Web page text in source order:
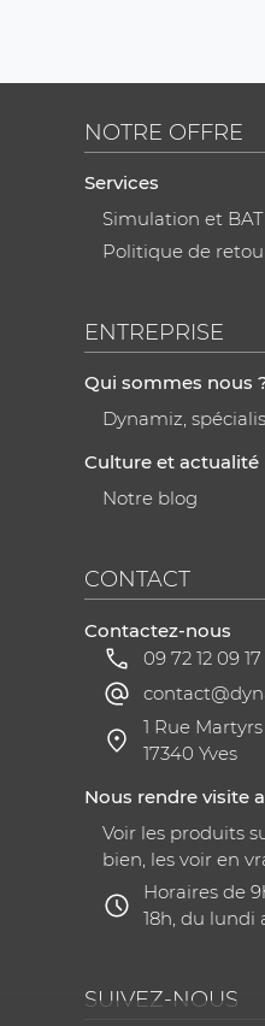
NOTRE OFFRE
Services
Simulation et
Politique de
ENTREPRISE
Qui sommes nous
Dynamiz,
Culture et actualité
Notre blog
CONTACT
Contactez-nous
09 72 12 09 17
1 Rue
17340 Yves
Nous rendre visite
Voir les produits
bien, les voir en
Horaires de
18h, du lundi
SUIVEZ-NOUS